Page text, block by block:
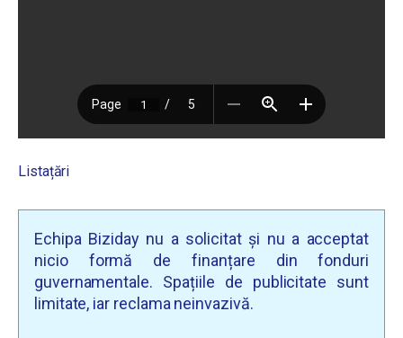
Listațări
Echipa Biziday nu a solicitat și nu a acceptat
nicio formă de finanțare din fonduri
guvernamentale. Spațiile de publicitate sunt
limitate, iar reclama neinvazivă.